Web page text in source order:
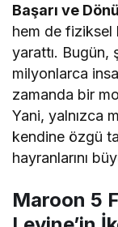
Başarı ve
hem de fiziksel
yarattı. Bugün,
milyonlarca
zamanda bir
Yani, yalnızca
kendine özgü
hayranlarını
Maroon 5